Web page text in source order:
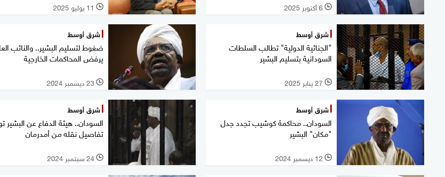
l 6 أكتوبر 2025 l 11 يوليو 2025
شرق أوسط
"الجنائية الدولية" تطالب السلطات
السودانية بتسليم البشير
l 27 يناير 2025
شرق أوسط
ضغوط لتسليم البشير.. والنائب
يرفض المحاكمات الخارجية
l 23 ديسمبر 2024
شرق أوسط
السودان.. محاكمة كوشيب تجدد جدل
"مكان" البشير
l 12 ديسمبر 2024
شرق أوسط
السودان.. هيئة الدفاع عن
تفاصيل نقله من أمدرمان
l 24 سبتمبر 2024